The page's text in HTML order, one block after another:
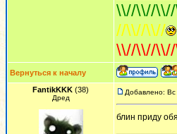
\\//\\//
//\\//\\//
\\//\\//
Вернуться к началу
FantikKKK (38)
Дред
Добавлено:
блин приду